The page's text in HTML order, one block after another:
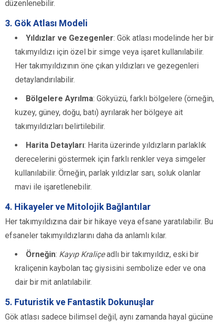
düzenlenebilir.
3. Gök Atlası Modeli
Yıldızlar ve Gezegenler: Gök atlası modelinde her bir
takımyıldızı için özel bir simge veya işaret kullanılabilir.
Her takımyıldızının öne çıkan yıldızları ve gezegenleri
detaylandırılabilir.
Bölgelere Ayrılma: Gökyüzü, farklı bölgelere (örneğin,
kuzey, güney, doğu, batı) ayrılarak her bölgeye ait
takımyıldızları belirtilebilir.
Harita Detayları: Harita üzerinde yıldızların parlaklık
derecelerini göstermek için farklı renkler veya simgeler
kullanılabilir. Örneğin, parlak yıldızlar sarı, soluk olanlar
mavi ile işaretlenebilir.
4. Hikayeler ve Mitolojik Bağlantılar
Her takımyıldızına dair bir hikaye veya efsane yaratılabilir. Bu
efsaneler takımyıldızlarını daha da anlamlı kılar.
Örneğin: Kayıp Kraliçeadlı bir takımyıldız, eski bir
kraliçenin kaybolan taç giysisini sembolize eder ve ona
dair bir mit anlatılabilir.
5. Futuristik ve Fantastik Dokunuşlar
Gök atlası sadece bilimsel değil, aynı zamanda hayal gücüne